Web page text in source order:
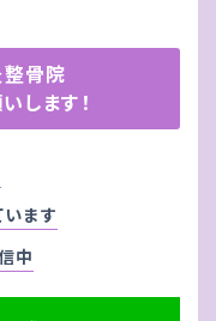
整骨院
します！
ます
中